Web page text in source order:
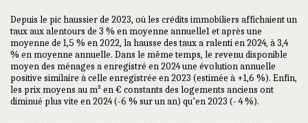
Depuis le pic haussier de 2023, où les crédits immobiliers affichaient un
taux aux alentours de 3 % en moyenne annuelle1 et après une
moyenne de 1,5 % en 2022, la hausse des taux a ralenti en 2024, à 3,4
% en moyenne annuelle. Dans le même temps, le revenu disponible
moyen des ménages a enregistré en 2024 une évolution annuelle
positive similaire à celle enregistrée en 2023 (estimée à +1,6 %). Enfin,
les prix moyens au m² en € constants des logements anciens ont
diminué plus vite en 2024 (-6 % sur un an) qu’en 2023 (- 4 %).